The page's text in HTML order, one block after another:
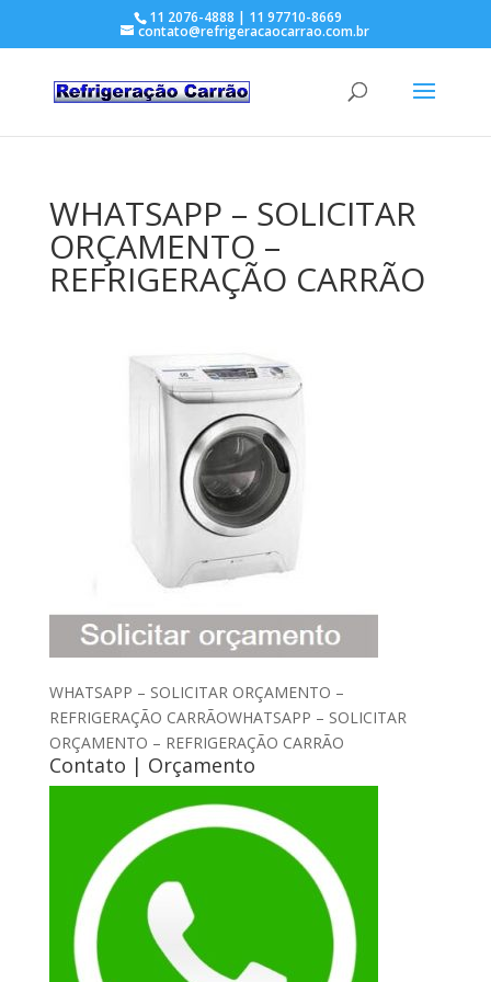
11 2076-4888 | 11 97710-8669
contato@refrigeracaocarrao.com.br
WHATSAPP – SOLICITAR
ORÇAMENTO –
REFRIGERAÇÃO CARRÃO
WHATSAPP – SOLICITAR ORÇAMENTO –
REFRIGERAÇÃO CARRÃOWHATSAPP – SOLICITAR
ORÇAMENTO – REFRIGERAÇÃO CARRÃO
Contato | Orçamento